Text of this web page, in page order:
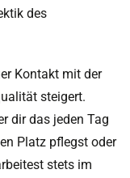
des
Kontakt mit der
steigert.
dir das jeden Tag
Platz pflegst oder
stets im